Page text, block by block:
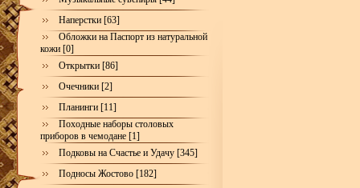
Наперстки [63]
Обложки на Паспорт из натуральной
кожи [0]
Открытки [86]
Очечники [2]
Планинги [11]
Походные наборы столовых
приборов в чемодане [1]
Подковы на Счастье и Удачу [345]
Подносы Жостово [182]